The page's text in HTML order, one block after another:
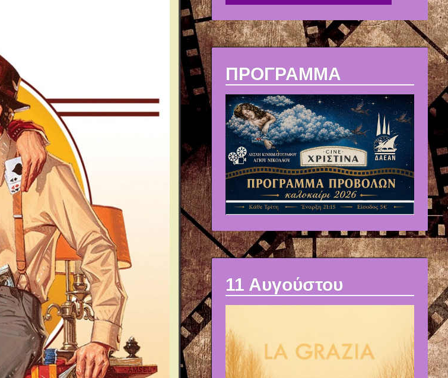
ΠΡΟΓΡΑΜΜΑ
11 Αυγούστου